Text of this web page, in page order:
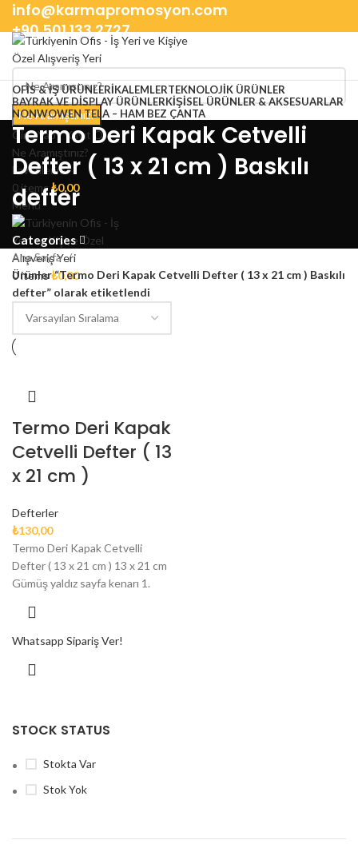
info@karmapromosyon.com
+90 501 133 2727
Ne Aramıştınız?
Giriş Yap / Kayıt Ol
Ne Aramıştınız?
Favorilerim
0 items ₺0,00
Menu
0items₺0,00
OFIS & İŞ ÜRÜNLERIKALEMLERTEKNOLOJIK ÜRÜNLER
BAYRAK VE DISPLAY ÜRÜNLERKIŞISEL ÜRÜNLER & AKSESUARLAR
NONWOWEN TELA – HAM BEZ ÇANTA
Termo Deri Kapak Cetvelli
Defter ( 13 x 21 cm ) Baskılı
defter
Categories
STOCK STATUS
Stokta Var
Stok Yok
Ana Sayfa
Ürünler “Termo Deri Kapak Cetvelli Defter ( 13 x 21 cm ) Baskılı
defter” olarak etiketlendi
Termo Deri Kapak
Cetvelli Defter ( 13
x 21 cm )
Defterler
₺130,00
Termo Deri Kapak Cetvelli
Defter ( 13 x 21 cm ) 13 x 21 cm
Gümüş yaldız sayfa kenarı 1.
Whatsapp Sipariş Ver!